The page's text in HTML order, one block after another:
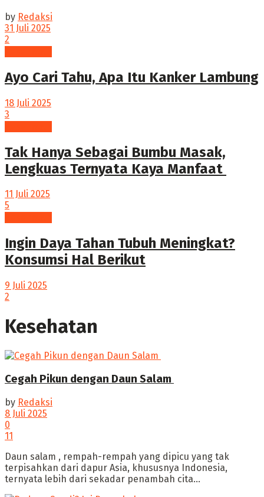
by Redaksi
31 Juli 2025
2
Ayo Cari Tahu, Apa Itu Kanker Lambung
18 Juli 2025
3
Tak Hanya Sebagai Bumbu Masak,
Lengkuas Ternyata Kaya Manfaat
11 Juli 2025
5
Ingin Daya Tahan Tubuh Meningkat?
Konsumsi Hal Berikut
9 Juli 2025
2
Kesehatan
Cegah Pikun dengan Daun Salam
by Redaksi
8 Juli 2025
0
11
‎Daun salam , rempah-rempah yang dipicu yang tak
terpisahkan dari dapur Asia, khususnya Indonesia,
ternyata lebih dari sekadar penambah cita...